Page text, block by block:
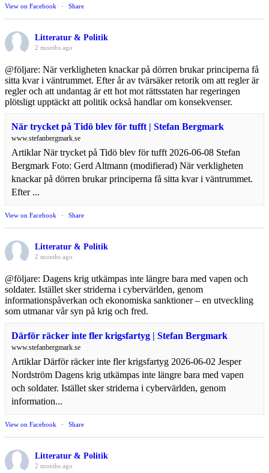
View on Facebook · Share
Litteratur & Politik
2 months ago
@följare: När verkligheten knackar på dörren brukar principerna få
sitta kvar i väntrummet. Efter år av tvärsäker retorik om att regler är
regler och att undantag är ett hot mot rättsstaten har regeringen
plötsligt upptäckt att politik också handlar om konsekvenser.
När trycket på Tidö blev för tufft | Stefan Bergmark
www.stefanbergmark.se
Artiklar När trycket på Tidö blev för tufft 2026-06-08 Stefan
Bergmark Foto: Gerd Altmann (modifierad) När verkligheten
knackar på dörren brukar principerna få sitta kvar i väntrummet.
Efter ...
View on Facebook · Share
Litteratur & Politik
2 months ago
@följare: Dagens krig utkämpas inte längre bara med vapen och
soldater. Istället sker striderna i cybervärlden, genom
informationspåverkan och ekonomiska sanktioner – en utveckling
som utmanar vår syn på krig och fred.
Därför räcker inte fler krigsfartyg | Stefan Bergmark
www.stefanbergmark.se
Artiklar Därför räcker inte fler krigsfartyg 2026-06-02 Jesper
Nordström Dagens krig utkämpas inte längre bara med vapen
och soldater. Istället sker striderna i cybervärlden, genom
information...
View on Facebook · Share
Litteratur & Politik
2 months ago